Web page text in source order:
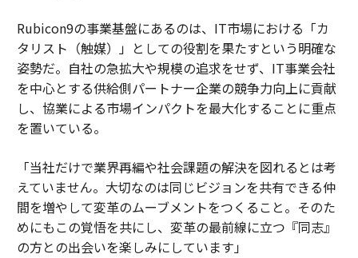
Rubicon9の事業基盤にあるのは、IT市場における「カ
タリスト（触媒）」としての役割を果たすという明確な
姿勢だ。自社の急拡大や規模の追求をせず、IT事業会社
を中心とする供給側パートナー企業の競争力向上に貢献
し、協業による市場インパクトを最大化することに重点
を置いている。
「当社だけで業界再編や社会課題の解決を図れるとは考
えていません。大切なのは同じビジョンを共有できる仲
間を増やして変革のムーブメントをつくること。そのた
めにもこの覚悟を共にし、変革の最前線に立つ『同志』
の方との出会いを楽しみにしています」